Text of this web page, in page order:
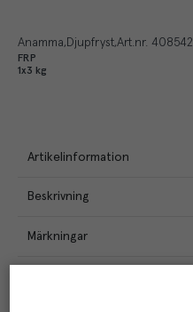
Anamma Djupfryst Art.nr. 408542
FRP
1x3 kg
Artikelinformation
Beskrivning
Märkningar